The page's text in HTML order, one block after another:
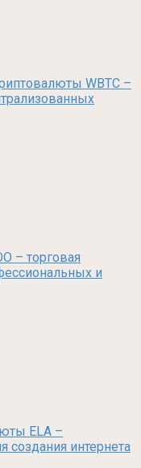
WBTC –
– торговая
и
ELA –
создания интернета